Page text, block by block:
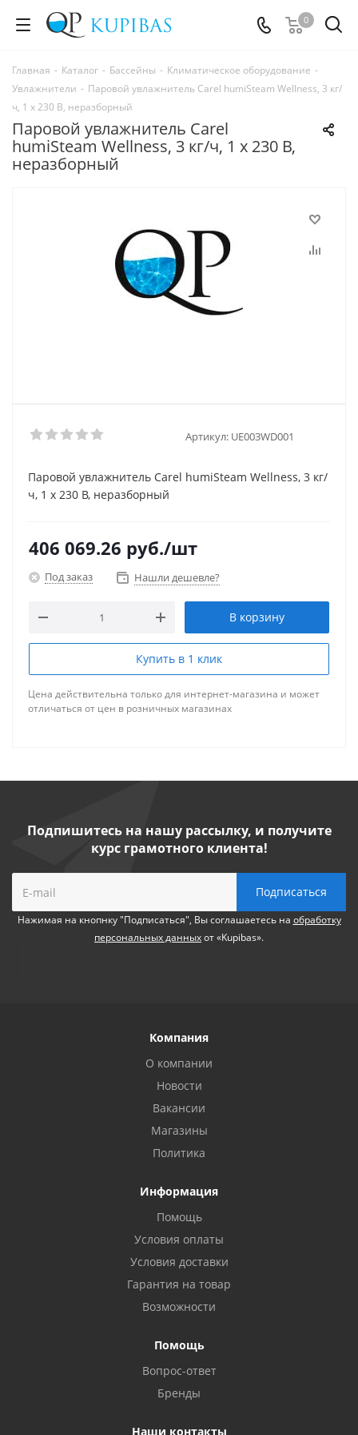
0
Главная - Каталог - Бассейны - Климатическое оборудование -
Увлажнители - Паровой увлажнитель Carel humiSteam Wellness, 3 кг/
ч, 1 x 230 В, неразборный
Паровой увлажнитель Carel
humiSteam Wellness, 3 кг/ч, 1 x 230 В,
неразборный
Артикул: UE003WD001
Паровой увлажнитель Carel humiSteam Wellness, 3 кг/
ч, 1 x 230 В, неразборный
406 069.26 руб./шт
Под заказ Нашли дешевле?
В корзину
Купить в 1 клик
Цена действительна только для интернет-магазина и может
отличаться от цен в розничных магазинах
Подпишитесь на нашу рассылку, и получите
курс грамотного клиента!
Нажимая на кнопнку "Подписаться", Вы соглашаетесь на обработку
персональных данныхот «Kupibas».
Компания
О компании
Новости
Вакансии
Магазины
Политика
Информация
Помощь
Условия оплаты
Условия доставки
Гарантия на товар
Возможности
Помощь
Вопрос-ответ
Бренды
Наши контакты